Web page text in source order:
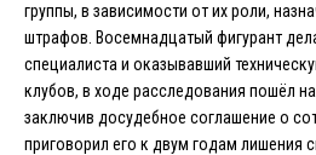
группы, в зависимости от их роли,
штрафов. Восемнадцатый фигурант
специалиста и оказывавший
клубов, в ходе расследования пошёл
заключив досудебное соглашение о
приговорил его к двум годам лишения